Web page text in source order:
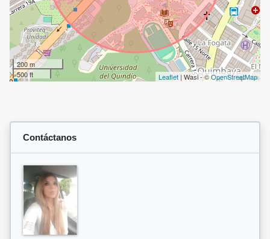
200 m
500 ft
Leaflet | Wasi - ©OpenStreetMap
Contáctanos